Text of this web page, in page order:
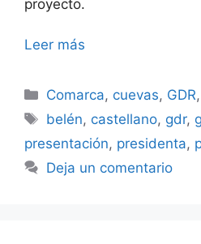
proyecto.
Leer más
Categorías
Comarca, cuevas, GDR,
Etiquetas
belén, castellano, gdr,
presentación, presidenta,
Deja un comentario